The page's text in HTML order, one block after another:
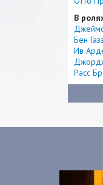
В
Бен
Ив
Расс